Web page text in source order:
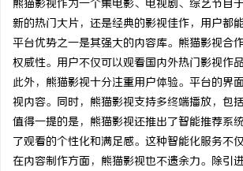
熊猫影视作为一个集电影、电视剧、综艺节目
新的热门大片，还是经典的影视佳作，用户都
平台优势之一是其强大的内容库。熊猫影视合
权威性。用户不仅可以观看国内外热门影视作
此外，熊猫影视十分注重用户体验。平台的界
视内容。同时，熊猫影视支持多终端播放，包
值得一提的是，熊猫影视还推出了智能推荐系
了观看的个性化和满足感。这种智能化服务不
在内容制作方面，熊猫影视也不遗余力。除引